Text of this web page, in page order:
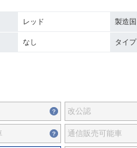
レッド 製造国
なし タイプ
改公認
通信販売可能車